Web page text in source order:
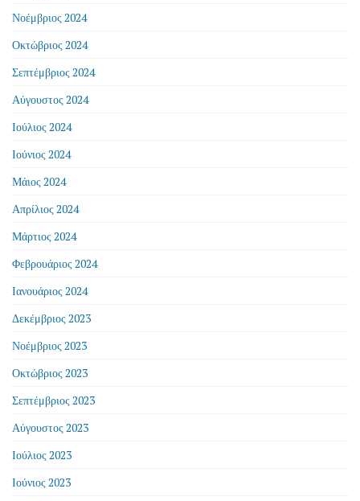
Νοέμβριος 2024
Οκτώβριος 2024
Σεπτέμβριος 2024
Αύγουστος 2024
Ιούλιος 2024
Ιούνιος 2024
Μάιος 2024
Απρίλιος 2024
Μάρτιος 2024
Φεβρουάριος 2024
Ιανουάριος 2024
Δεκέμβριος 2023
Νοέμβριος 2023
Οκτώβριος 2023
Σεπτέμβριος 2023
Αύγουστος 2023
Ιούλιος 2023
Ιούνιος 2023